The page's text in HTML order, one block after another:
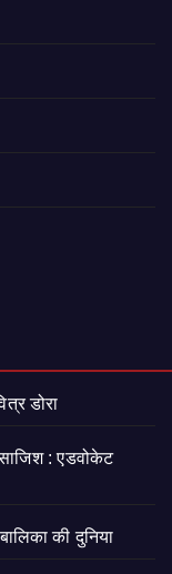
डोरा
: एडवोकेट
की दुनिया